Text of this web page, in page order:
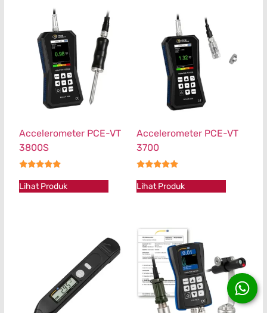
Accelerometer PCE-VT
3800S
Lihat Produk
Accelerometer PCE-VT
3700
Lihat Produk